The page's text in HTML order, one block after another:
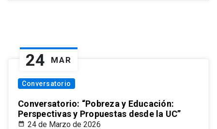
24 MAR
Conversatorio
Conversatorio: “Pobreza y Educación:
Perspectivas y Propuestas desde la UC”
24 de Marzo de 2026